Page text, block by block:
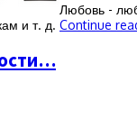
Любовь -
и т. д. Continue